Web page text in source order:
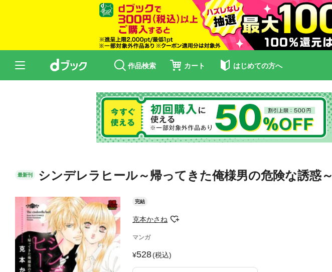
作品検索 カート はじめての方へ
最新刊 シンデレラヒール～帰ってきた俺様男の危険な誘惑～
完結
克本かさね
マンガ
528(税込)